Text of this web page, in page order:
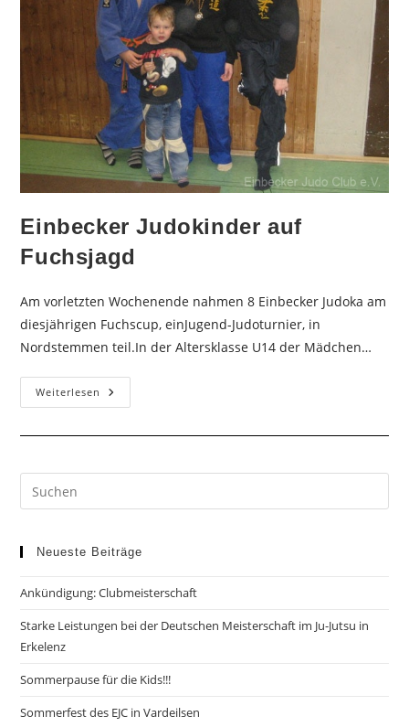
Einbecker Judokinder auf
Fuchsjagd
Am vorletzten Wochenende nahmen 8 Einbecker Judoka am
diesjährigen Fuchscup, einJugend-Judoturnier, in
Nordstemmen teil.In der Altersklasse U14 der Mädchen…
Weiterlesen Einbecker
Judokinder
Neueste Beiträge
Ankündigung: Clubmeisterschaft
Starke Leistungen bei der Deutschen Meisterschaft im Ju-Jutsu in
Erkelenz
Sommerpause für die Kids!!!
Sommerfest des EJC in Vardeilsen